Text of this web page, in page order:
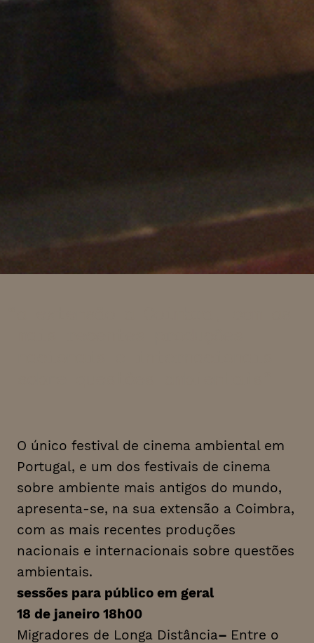
O único festival de cinema ambiental em
Portugal, e um dos festivais de cinema
sobre ambiente mais antigos do mundo,
apresenta-se, na sua extensão a Coimbra,
com as mais recentes produções
nacionais e internacionais sobre questões
ambientais.
sessões para público em geral
18 de janeiro 18h00
Migradores de Longa Distância– Entre o